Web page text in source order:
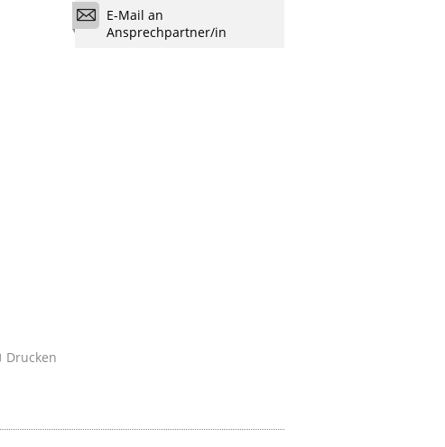
Drucken
E-Mail an
Ansprechpartner/in